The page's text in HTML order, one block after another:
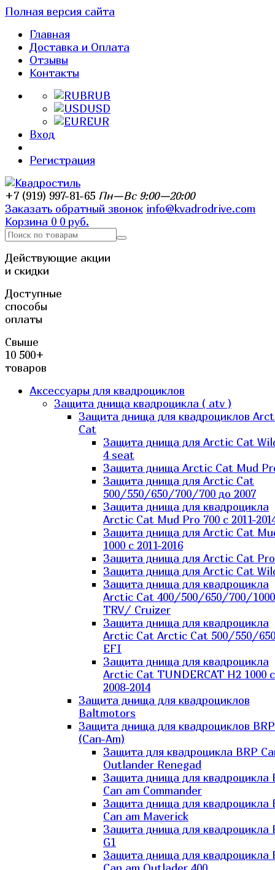
Полная версия сайта
Главная
Доставка и Оплата
Отзывы
Контакты
RUB
USD
EUR
Вход
Регистрация
+7 (919) 997-81-65 Пн—Вс 9:00—20:00
Заказать обратный звонок info@kvadrodrive.com
Корзина 0 0 руб.
Действующие акции
и скидки
Доступные
способы
оплаты
Свыше
10 500+
товаров
Аксессуары для квадроциклов
Защита днища квадроцикла ( atv )
Защита днища для квадроциклов
Cat
Защита днища для Arctic Cat
4 seat
Защита днища Arctic Cat Mud
Защита днища для Arctic Cat
500/550/650/700/700 до 2007
Защита днища для квадроцикла
Arctic Cat Mud Pro 700 с 2011-
Защита днища для Arctic Cat
1000 c 2011-2016
Защита днища для Arctic Cat
Защита днища для Arctic Cat
Защита днища для квадроцикла
Arctic Cat 400/500/650/700/1000
TRV/ Cruizer
Защита днища для квадроцикла
Arctic Cat Arctic Cat 500/550/
EFI
Защита днища для квадроцикла
Arctic Cat TUNDERCAT H2 1000 c
2008-2014
Защита днища для квадроциклов
Baltmotors
Защита днища для квадроциклов BRP
(Can-Am)
Защита для квадроцикла BRP
Outlander Renegad
Защита днища для квадроцикла
Can am Commander
Защита днища для квадроцикла
Can am Maverick
Защита днища для квадроцикла
G1
Защита днища для квадроцикла